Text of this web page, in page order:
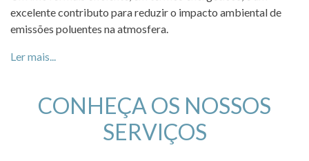
excelente contributo para reduzir o impacto ambiental de
emissões poluentes na atmosfera.
Ler mais...
CONHEÇA OS NOSSOS
SERVIÇOS